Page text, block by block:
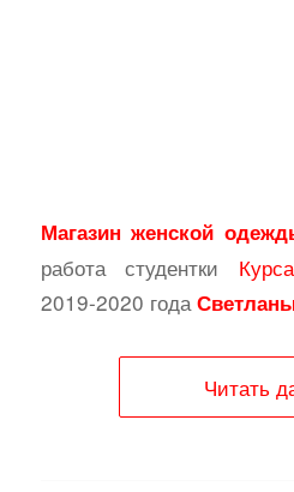
Магазин женской
работа студентки
2019-2020 года
Читать